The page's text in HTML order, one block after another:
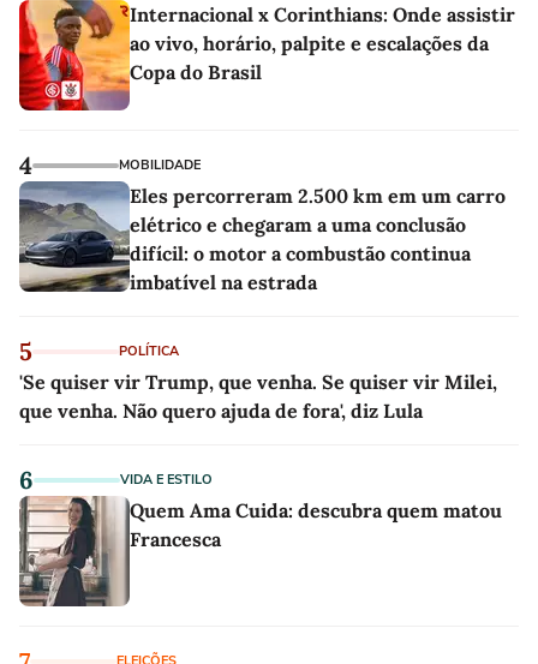
Internacional x Corinthians: Onde assistir
ao vivo, horário, palpite e escalações da
Copa do Brasil
4 MOBILIDADE
Eles percorreram 2.500 km em um carro
elétrico e chegaram a uma conclusão
difícil: o motor a combustão continua
imbatível na estrada
5 POLÍTICA
'Se quiser vir Trump, que venha. Se quiser vir Milei,
que venha. Não quero ajuda de fora', diz Lula
6 VIDA E ESTILO
Quem Ama Cuida: descubra quem matou
Francesca